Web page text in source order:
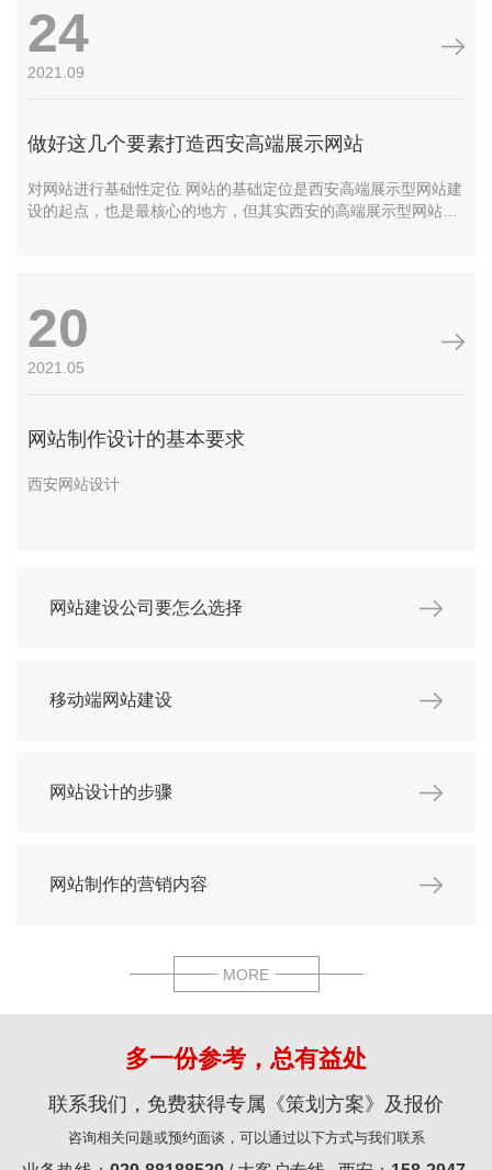
24
2021.09
做好这几个要素打造西安高端展示网站
对网站进行基础性定位 网站的基础定位是西安高端展示型网站建
设的起点，也是最核心的地方，但其实西安的高端展示型网站建
20
2021.05
网站制作设计的基本要求
西安网站设计
网站建设公司要怎么选择
移动端网站建设
网站设计的步骤
网站制作的营销内容
MORE
多一份参考，总有益处
联系我们，免费获得专属《策划方案》及报价
咨询相关问题或预约面谈，可以通过以下方式与我们联系